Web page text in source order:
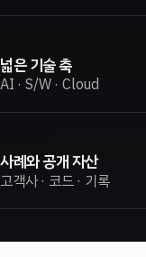
넓은 기술 축
AI · S/W · Cloud
사례와 공개 자산
고객사 · 코드 · 기록